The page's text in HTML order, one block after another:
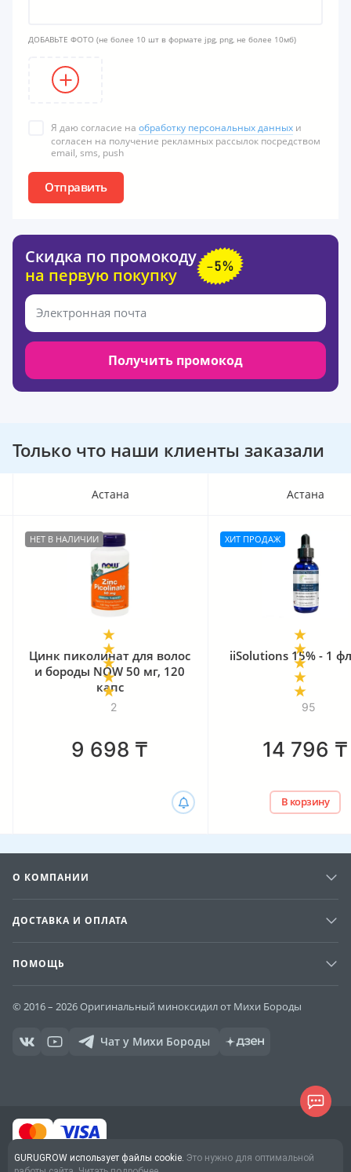
ДОБАВЬТЕ ФОТО (не более 10 шт в формате jpg, png, не более 10мб)
Я даю согласие на обработку персональных данных и
согласен на получение рекламных рассылок посредством
email, sms, push
Отправить
Скидка по промокоду
на первую покупку
Получить промокод
Только что наши клиенты заказали
Астана
НЕТ В НАЛИЧИИ
2
Цинк пиколинат для волос
и бороды NOW 50 мг, 120
капс
9 698 ₸
Астана
ХИТ ПРОДАЖ
95
iiSolutions 15% - 1
14 796 ₸
В корзину
О КОМПАНИИ
ДОСТАВКА И ОПЛАТА
ПОМОЩЬ
© 2016 – 2026 Оригинальный миноксидил от Михи Бороды
Чат у Михи Бороды
Договор оферты
GURUGROW использует файлы cookie. Это нужно для оптимальной